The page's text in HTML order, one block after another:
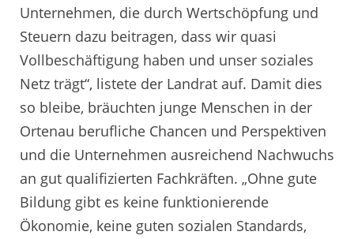
Unternehmen, die durch Wertschöpfung und
Steuern dazu beitragen, dass wir quasi
Vollbeschäftigung haben und unser soziales
Netz trägt“, listete der Landrat auf. Damit dies
so bleibe, bräuchten junge Menschen in der
Ortenau berufliche Chancen und Perspektiven
und die Unternehmen ausreichend Nachwuchs
an gut qualifizierten Fachkräften. „Ohne gute
Bildung gibt es keine funktionierende
Ökonomie, keine guten sozialen Standards,